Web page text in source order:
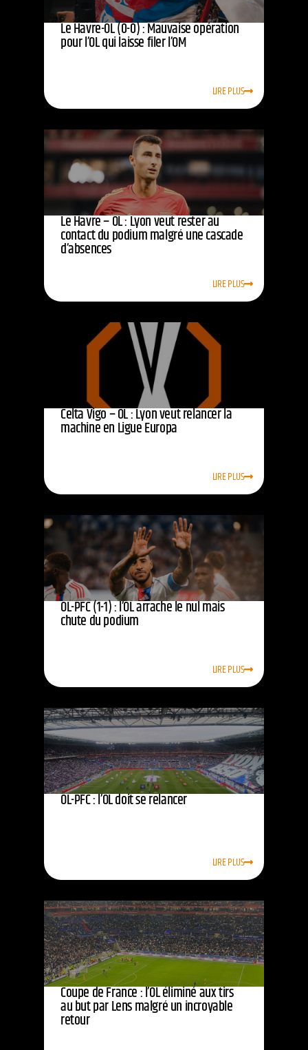
Le Havre-OL (0-0) : Mauvaise opération
pour l’OL qui laisse filer l’OM
LIRE PLUS
Le Havre – OL : Lyon veut rester au
contact du podium malgré une cascade
d’absences
LIRE PLUS
Celta Vigo – OL : Lyon veut relancer la
machine en Ligue Europa
LIRE PLUS
OL-PFC (1-1) : l’OL arrache le nul mais
chute du podium
LIRE PLUS
OL-PFC : l’OL doit se relancer
LIRE PLUS
Coupe de France : l’OL éliminé aux tirs
au but par Lens malgré un incroyable
retour